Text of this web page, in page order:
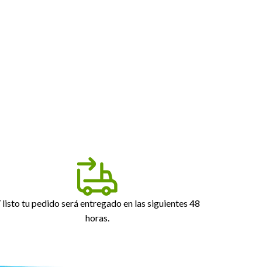
listo tu pedido será entregado en las siguientes 48
horas.